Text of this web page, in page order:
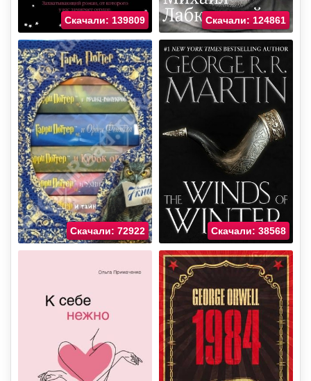
Скачали: 139809 Скачали: 124861
Скачали: 72922 Скачали: 38568